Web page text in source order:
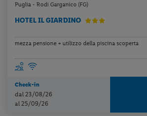
Puglia - Rodi Garganico (FG)
HOTEL IL GIARDINO
mezza pensione + utilizzo della piscina scoperta
Check-in
dal 23/08/26
al 25/09/26